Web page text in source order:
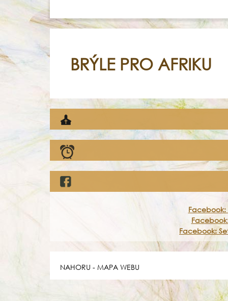
BRÝLE PRO AFRIKU
Facebook:
Facebook:
NAHORU - MAPA WEBU